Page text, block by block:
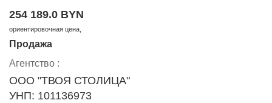
254 189.0 BYN
ориентировочная цена,
Продажа
Агентство :
ООО "ТВОЯ СТОЛИЦА"
УНП: 101136973